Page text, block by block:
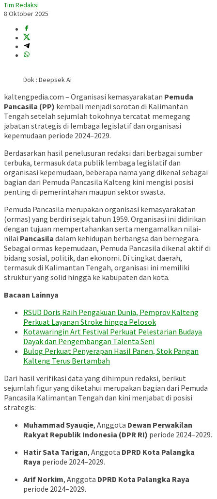
Tim Redaksi
8 Oktober 2025
Dok : Deepsek Ai
kaltengpedia.com – Organisasi kemasyarakatan Pemuda
Pancasila (PP) kembali menjadi sorotan di Kalimantan
Tengah setelah sejumlah tokohnya tercatat memegang
jabatan strategis di lembaga legislatif dan organisasi
kepemudaan periode 2024–2029.
Berdasarkan hasil penelusuran redaksi dari berbagai sumber
terbuka, termasuk data publik lembaga legislatif dan
organisasi kepemudaan, beberapa nama yang dikenal sebagai
bagian dari Pemuda Pancasila Kalteng kini mengisi posisi
penting di pemerintahan maupun sektor swasta.
Pemuda Pancasila merupakan organisasi kemasyarakatan
(ormas) yang berdiri sejak tahun 1959. Organisasi ini didirikan
dengan tujuan mempertahankan serta mengamalkan nilai-
nilai Pancasila dalam kehidupan berbangsa dan bernegara.
Sebagai ormas kepemudaan, Pemuda Pancasila dikenal aktif di
bidang sosial, politik, dan ekonomi. Di tingkat daerah,
termasuk di Kalimantan Tengah, organisasi ini memiliki
struktur yang solid hingga ke kabupaten dan kota.
Bacaan Lainnya
RSUD Doris Raih Pengakuan Dunia, Pemprov Kalteng
Perkuat Layanan Stroke hingga Pelosok
Kotawaringin Art Festival Perkuat Pelestarian Budaya
Dayak dan Pengembangan Talenta Seni
Bulog Perkuat Penyerapan Hasil Panen, Stok Pangan
Kalteng Terus Bertambah
Dari hasil verifikasi data yang dihimpun redaksi, berikut
sejumlah figur yang diketahui merupakan bagian dari Pemuda
Pancasila Kalimantan Tengah dan kini menjabat di posisi
strategis:
Muhammad Syauqie, Anggota Dewan Perwakilan
Rakyat Republik Indonesia (DPR RI) periode 2024–2029.
Hatir Sata Tarigan, Anggota DPRD Kota Palangka
Raya periode 2024–2029.
Arif Norkim, Anggota DPRD Kota Palangka Raya
periode 2024–2029.